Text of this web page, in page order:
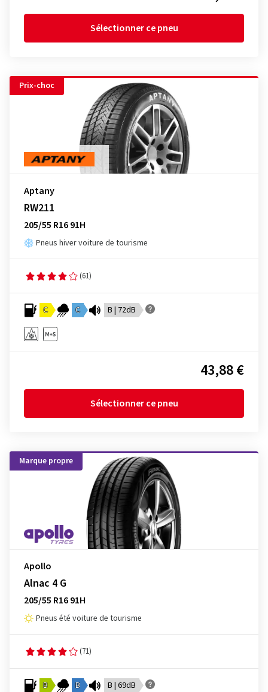
Sélectionner ce pneu
Prix-choc
Aptany
RW211
205/55 R16 91H
Pneus hiver voiture de tourisme
(61)
C C B | 72dB
43,88 €
Sélectionner ce pneu
Marque propre
Apollo
Alnac 4 G
205/55 R16 91H
Pneus été voiture de tourisme
(71)
B B B | 69dB